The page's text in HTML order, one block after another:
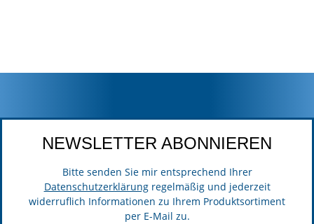
NEWSLETTER ABONNIEREN
Bitte senden Sie mir entsprechend Ihrer
Datenschutzerklärungregelmäßig und jederzeit
widerruflich Informationen zu Ihrem Produktsortiment
per E-Mail zu.